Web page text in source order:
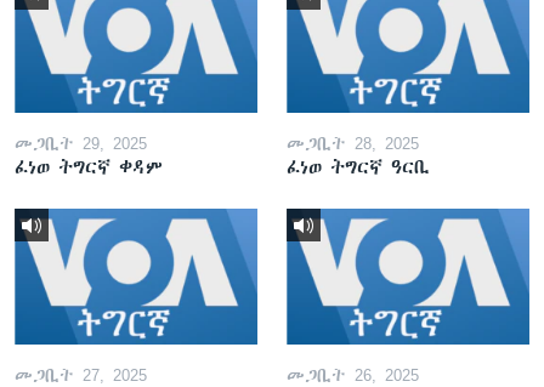
መጋቢት 29, 2025
ፈነወ ትግርኛ ቀዳም
መጋቢት 28, 2025
ፈነወ ትግርኛ ዓርቢ
መጋቢት 27, 2025 መጋቢት 26, 2025